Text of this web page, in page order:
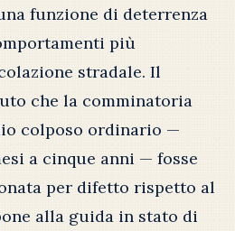
funzione di deterrenza
più
stradale. Il
che la comminatoria
colposo ordinario —
a cinque anni — fosse
per difetto rispetto al
alla guida in stato di